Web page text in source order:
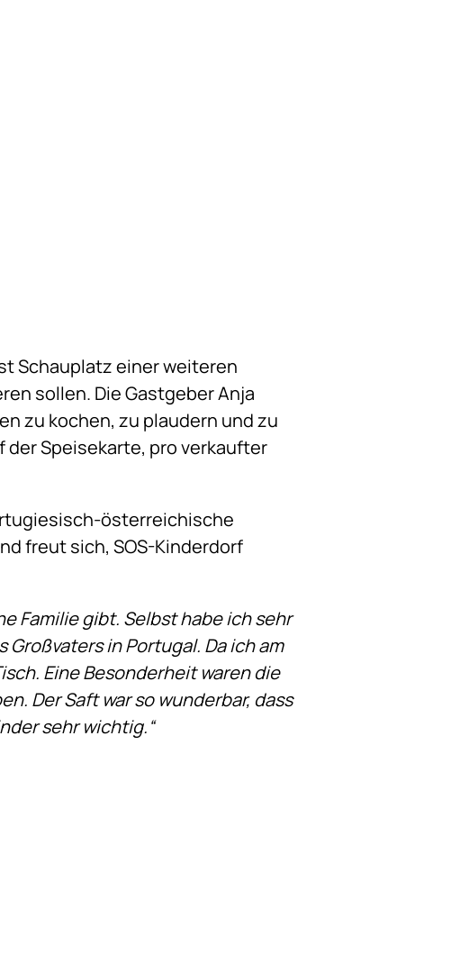
Schauplatz einer weiteren
sollen. Die Gastgeber Anja
zu kochen, zu plaudern und zu
der Speisekarte, pro verkaufter
österreichische
freut sich, SOS-Kinderdorf
Familie gibt. Selbst habe ich sehr
in Portugal. Da ich am
Eine Besonderheit waren die
Der Saft war so wunderbar, dass
sehr wichtig.“